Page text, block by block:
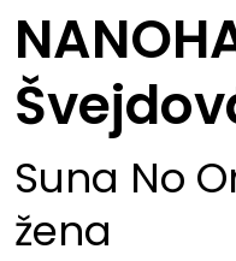
Suna No
žena